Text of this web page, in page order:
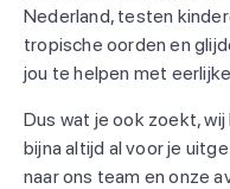
Nederland, testen
tropische oorden en
jou te helpen met
Dus wat je ook zoekt,
bijna altijd al voor je
naar ons team en onze